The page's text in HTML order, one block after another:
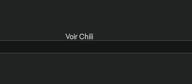
Voir Chili